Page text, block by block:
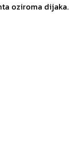
oziroma dijaka.